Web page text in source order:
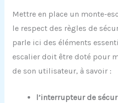
Mettre en place un monte-
le respect des règles de
parle ici des éléments
escalier doit être doté pour
de son utilisateur, à savoir :
l’interrupteur de